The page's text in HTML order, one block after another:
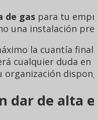
de gas para tu
una instalación
la cuantía
cualquier duda en
organización
dar de alta